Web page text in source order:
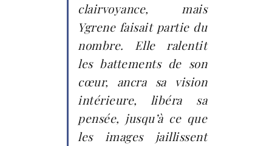
clairvoyance, mais
Ygrene faisait partie du
nombre. Elle ralentit
les battements de son
cœur, ancra sa vision
intérieure, libéra sa
pensée, jusqu’à ce que
les images jaillissent